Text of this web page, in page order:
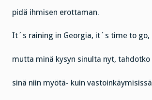
pidä ihmisen erottaman.
It´s raining in Georgia, it´s time to go,
mutta minä kysyn sinulta nyt, tahdotko
sinä niin myötä- kuin vastoinkäymisissä